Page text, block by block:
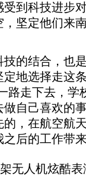
到科技进步
坚定他们来
的结合，也
地选择走这
路走下去，学
自己喜欢的
，在航空航
后的工作带
人机炫酷表